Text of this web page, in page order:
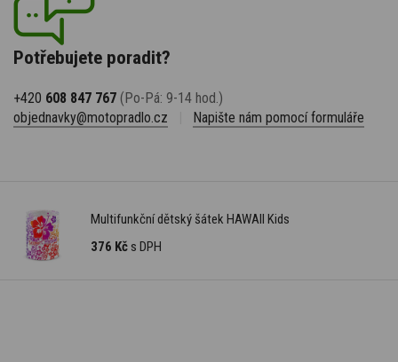
Potřebujete poradit?
+420 608 847 767 (Po-Pá: 9-14 hod.)
objednavky@motopradlo.cz
Napište nám pomocí formuláře
Multifunkční dětský šátek HAWAII Kids
376 Kčs DPH